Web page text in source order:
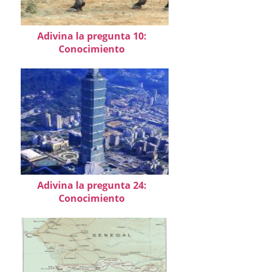
Adivina la pregunta 10:
Conocimiento
Adivina la pregunta 24:
Conocimiento